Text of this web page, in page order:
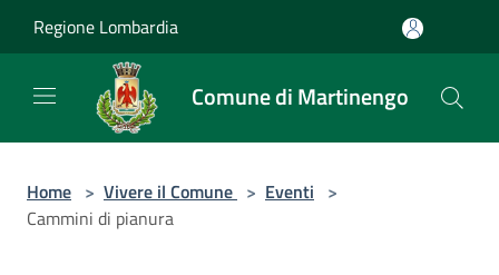
Regione Lombardia
Comune di Martinengo
Home > Vivere il Comune > Eventi >
Cammini di pianura